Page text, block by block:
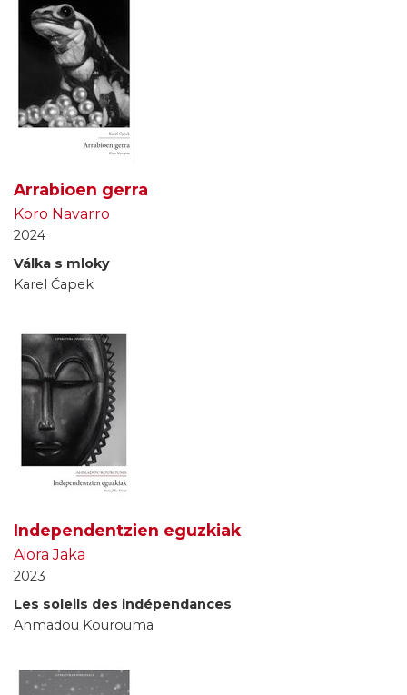
Arrabioen gerra
Koro Navarro
2024
Válka s mloky
Karel Čapek
Independentzien eguzkiak
Aiora Jaka
2023
Les soleils des indépendances
Ahmadou Kourouma